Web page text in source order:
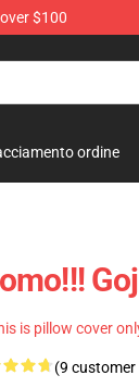
$100
ordine
is pillow cover
(9 customer